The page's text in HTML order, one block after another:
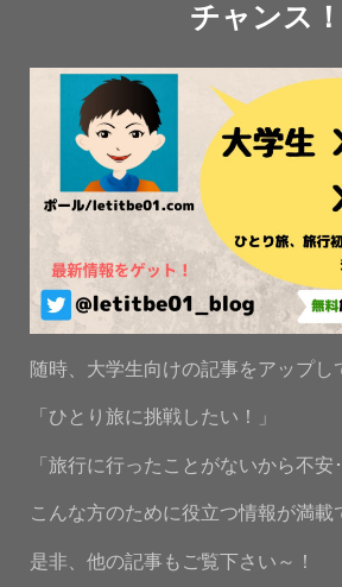
チャンス！
随時、大学生向けの記事をアップし
「ひとり旅に挑戦したい！」
「旅行に行ったことがないから不安･
こんな方のために役立つ情報が満載
是非、他の記事もご覧下さい～！